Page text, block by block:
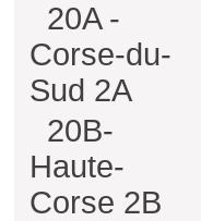
20A -
Corse-du-
Sud 2A
20B-
Haute-
Corse 2B